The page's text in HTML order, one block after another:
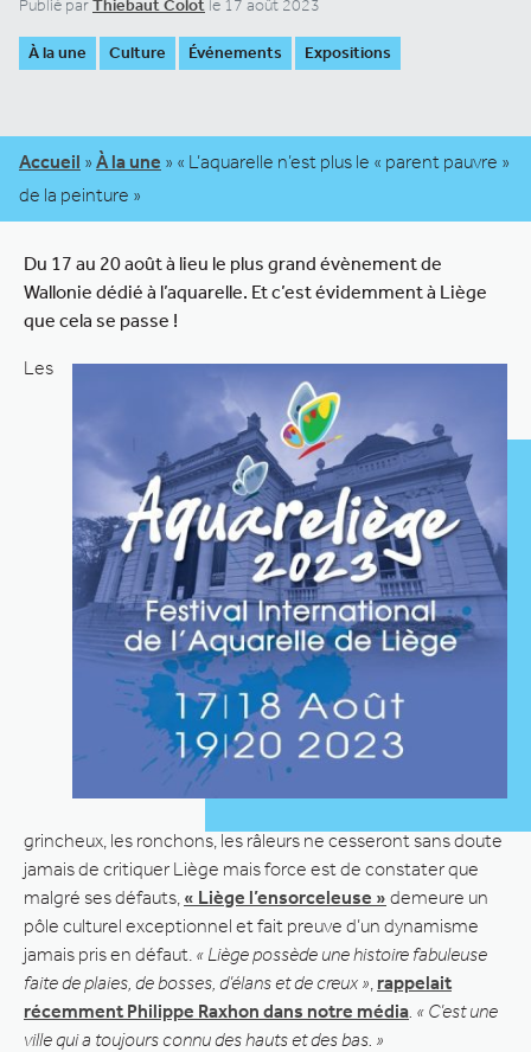
Publié parThiebaut Colot le 17 août 2023
À la une Culture Événements Expositions
Accueil » À la une » « L’aquarelle n’est plus le « parent pauvre »
de la peinture »
Du 17 au 20 août à lieu le plus grand évènement de
Wallonie dédié à l’aquarelle. Et c’est évidemment à Liège
que cela se passe !
Les
grincheux, les ronchons, les râleurs ne cesseront sans doute
jamais de critiquer Liège mais force est de constater que
malgré ses défauts, « Liège l’ensorceleuse » demeure un
pôle culturel exceptionnel et fait preuve d’un dynamisme
jamais pris en défaut. « Liège possède une histoire fabuleuse
faite de plaies, de bosses, d’élans et de creux » rappelait
récemment Philippe Raxhon dans notre média . « C’est une
ville qui a toujours connu des hauts et des bas. »